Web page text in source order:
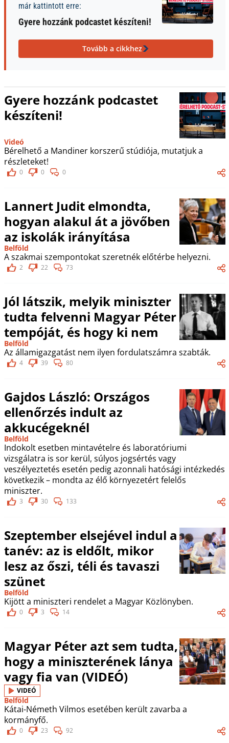
már kattintott erre:
Gyere hozzánk podcastet készíteni!
Tovább a cikkhez
Gyere hozzánk podcastet
készíteni!
Videó
Bérelhető a Mandiner korszerű stúdiója, mutatjuk a
részleteket!
0 0 0
Lannert Judit elmondta,
hogyan alakul át a jövőben
az iskolák irányítása
Belföld
A szakmai szempontokat szeretnék előtérbe helyezni.
2 22 73
Jól látszik, melyik miniszter
tudta felvenni Magyar Péter
tempóját, és hogy ki nem
Belföld
Az államigazgatást nem ilyen fordulatszámra szabták.
4 39 80
Gajdos László: Országos
ellenőrzés indult az
akkucégeknél
Belföld
Indokolt esetben mintavételre és laboratóriumi
vizsgálatra is sor kerül, súlyos jogsértés vagy
veszélyeztetés esetén pedig azonnali hatósági intézkedés
következik – mondta az élő környezetért felelős
miniszter.
3 30 133
Szeptember elsejével indul a
tanév: az is eldőlt, mikor
lesz az őszi, téli és tavaszi
szünet
Belföld
Kijött a miniszteri rendelet a Magyar Közlönyben.
0 3 14
Magyar Péter azt sem tudta,
hogy a miniszterének lánya
vagy fia van (VIDEÓ)
VIDEÓ
Belföld
Kátai-Németh Vilmos esetében került zavarba a
kormányfő.
0 23 92